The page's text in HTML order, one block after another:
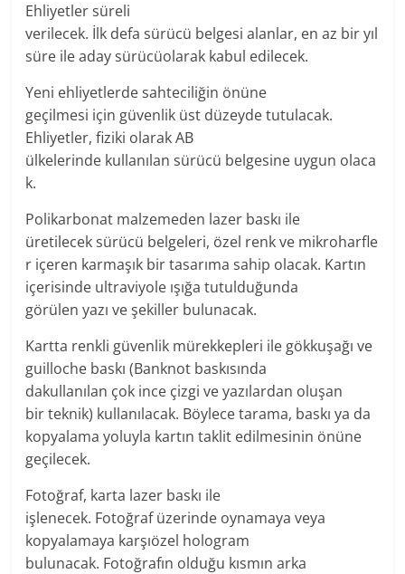
Ehliyetler süreli
verilecek. İlk defasürücü belgesi alanlar, en az bir yıl
süre ile adaysürücüolarak kabul edilecek.
Yeni ehliyetlerde sahteciliğin önüne
geçilmesi için güvenlik üst düzeyde tutulacak.
Ehliyetler, fiziki olarak AB
ülkelerinde kullanılan sürücü belgesine uygun olaca
k.
Polikarbonat malzemeden lazer baskı ile
üretileceksürücü belgeleri, özel renkve mikroharfle
r içeren karmaşık birtasarıma sahip olacak. Kartın
içerisinde ultraviyole ışığa tutulduğunda
görülenyazı ve şekiller bulunacak.
Kartta renkli güvenlik mürekkepleri ile gökkuşağı ve
guilloche baskı (Banknot baskısında
dakullanılan çok ince çizgi veyazılardan oluşan
birteknik) kullanılacak. Böylece tarama, baskı ya da
kopyalamayoluyla kartın taklit edilmesinin önüne
geçilecek.
Fotoğraf, karta lazer baskı ile
işlenecek. Fotoğrafüzerinde oynamaya veya
kopyalamaya karşıözel hologram
bulunacak. Fotoğrafın olduğu kısmın arka